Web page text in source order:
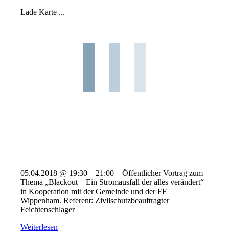
Lade Karte ...
05.04.2018 @ 19:30 – 21:00 – Öffentlicher Vortrag zum
Thema „Blackout – Ein Stromausfall der alles verändert“
in Kooperation mit der Gemeinde und der FF
Wippenham. Referent: Zivilschutzbeauftragter
Feichtenschlager
Weiterlesen